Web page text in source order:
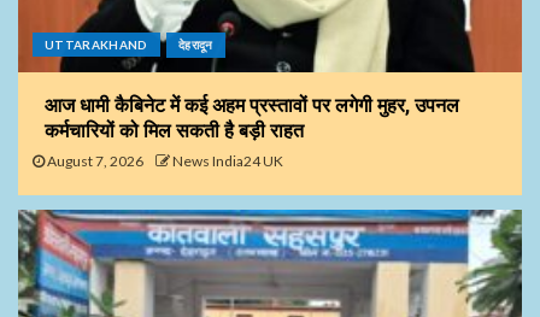
UTTARAKHAND देहरादून
आज धामी कैबिनेट में कई अहम प्रस्तावों पर लगेगी मुहर, उपनल
कर्मचारियों को मिल सकती है बड़ी राहत
August 7, 2026 News India24 UK